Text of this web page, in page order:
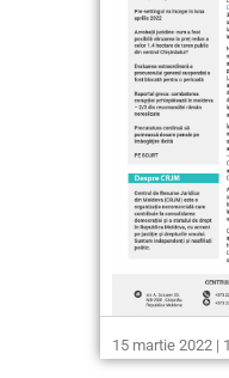
15 martie 2022 |